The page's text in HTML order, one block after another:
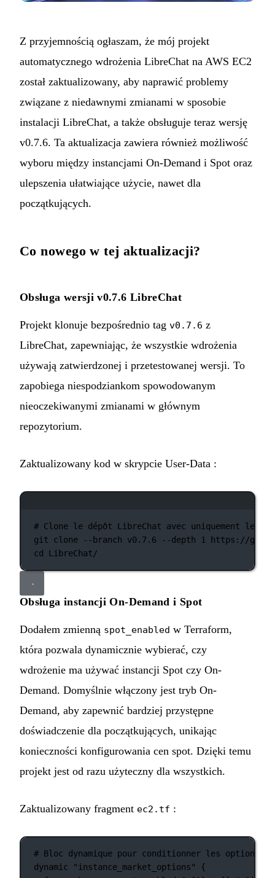
Z przyjemnością ogłaszam, że mój projekt
automatycznego wdrożenia LibreChat na AWS EC2
został zaktualizowany, aby naprawić problemy
związane z niedawnymi zmianami w sposobie
instalacji LibreChat, a także obsługuje teraz wersję
v0.7.6. Ta aktualizacja zawiera również możliwość
wyboru między instancjami On-Demand i Spot oraz
ulepszenia ułatwiające użycie, nawet dla
początkujących.
Co nowego w tej aktualizacji?
Obsługa wersji v0.7.6 LibreChat
Projekt klonuje bezpośrednio tag v0.7.6 z
LibreChat, zapewniając, że wszystkie wdrożenia
używają zatwierdzonej i przetestowanej wersji. To
zapobiega niespodziankom spowodowanym
nieoczekiwanymi zmianami w głównym
repozytorium.
Zaktualizowany kod w skrypcie User-Data :
# Clone le dépôt LibreChat avec uniquement le
git
clone --branch v0.7.6 --depth 1
https://
cd
LibreChat/
Obsługa instancji On-Demand i Spot
Dodałem zmienną spot_enabled w Terraform,
która pozwala dynamicznie wybierać, czy
wdrożenie ma używać instancji Spot czy On-
Demand. Domyślnie włączony jest tryb On-
Demand, aby zapewnić bardziej przystępne
doświadczenie dla początkujących, unikając
konieczności konfigurowania cen spot. Dzięki temu
projekt jest od razu użyteczny dla wszystkich.
Zaktualizowany fragment ec2.tf :
# Bloc dynamique pour conditionner les options du
dynamic
"instance_market_options"
{